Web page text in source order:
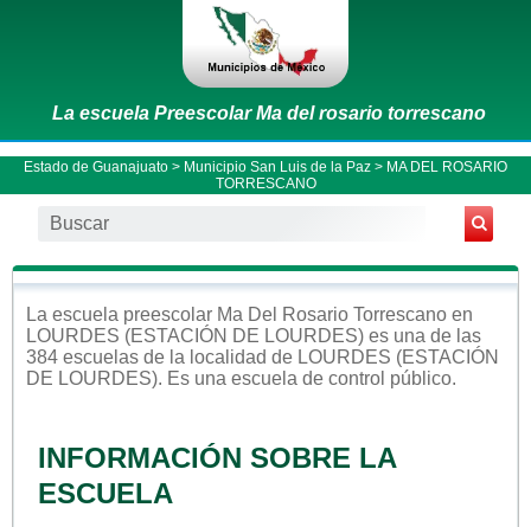
La escuela Preescolar Ma del rosario torrescano
Estado de Guanajuato > Municipio San Luis de la Paz > MA DEL ROSARIO
TORRESCANO
La escuela preescolar Ma Del Rosario Torrescano en
LOURDES (ESTACIÓN DE LOURDES) es una de las
384 escuelas de la localidad de LOURDES (ESTACIÓN
DE LOURDES). Es una escuela de control público.
INFORMACIÓN SOBRE LA
ESCUELA